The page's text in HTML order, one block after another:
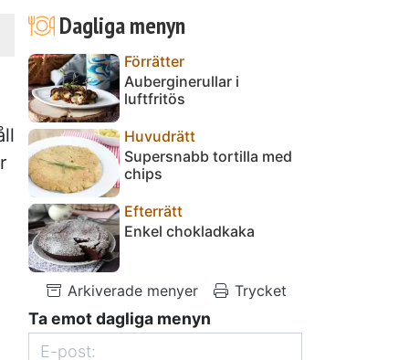
Dagliga menyn
Förrätter
Auberginerullar i
luftfritös
Huvudrätt
Supersnabb tortilla med
chips
Efterrätt
Enkel chokladkaka
Arkiverade menyer Trycket
Ta emot dagliga menyn